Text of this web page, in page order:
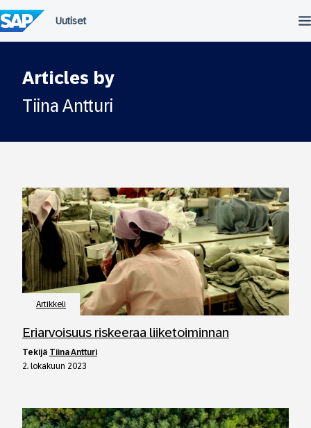
suoraan
sisältöön
Articles by
Tiina Antturi
Artikkeli
Eriarvoisuus riskeeraa liiketoiminnan
tekijä Tiina Antturi
2. lokakuun 2023